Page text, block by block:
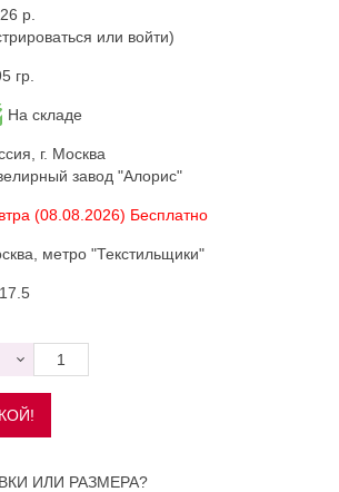
р.
или войти)
гр.
На складе
г. Москва
завод "Алорис"
(08.08.2026) Бесплатно
метро "Текстильщики"
17.5
ИЛИ РАЗМЕРА?